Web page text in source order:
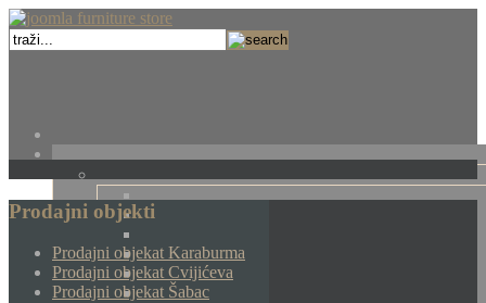
Prodajni objekti
Prodajni objekat Karaburma
Prodajni objekat Cvijićeva
Prodajni objekat Šabac